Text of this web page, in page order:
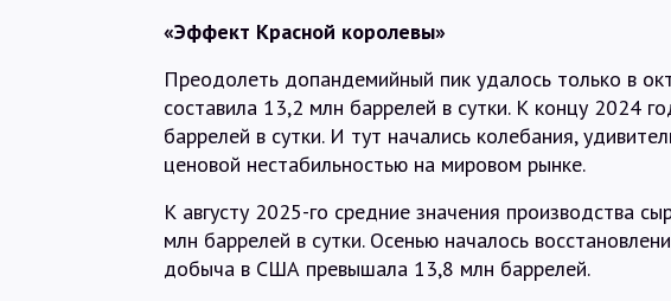
«Эффект Красной королевы»
Преодолеть допандемийный пик удалось только в
составила 13,2 млн баррелей в сутки. К концу 2024
баррелей в сутки. И тут начались колебания,
ценовой нестабильностью на мировом рынке.
К августу 2025-го средние значения производства
млн баррелей в сутки. Осенью началось
добыча в США превышала 13,8 млн баррелей.